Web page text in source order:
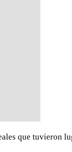
que tuvieron